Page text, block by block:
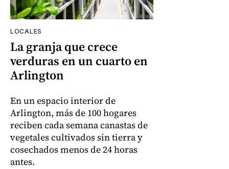
LOCALES
La granja que crece
verduras en un cuarto en
Arlington
En un espacio interior de
Arlington, más de 100 hogares
reciben cada semana canastas de
vegetales cultivados sin tierra y
cosechados menos de 24 horas
antes.